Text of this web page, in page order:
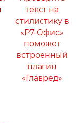
текст на
стилистику в
«Р7-Офис»
поможет
встроенный
плагин
«Главред»